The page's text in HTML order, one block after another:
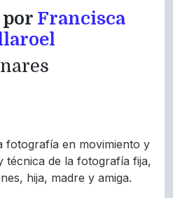
Francisca
fotografía en movimiento y
técnica de la fotografía fija,
hija, madre y amiga.